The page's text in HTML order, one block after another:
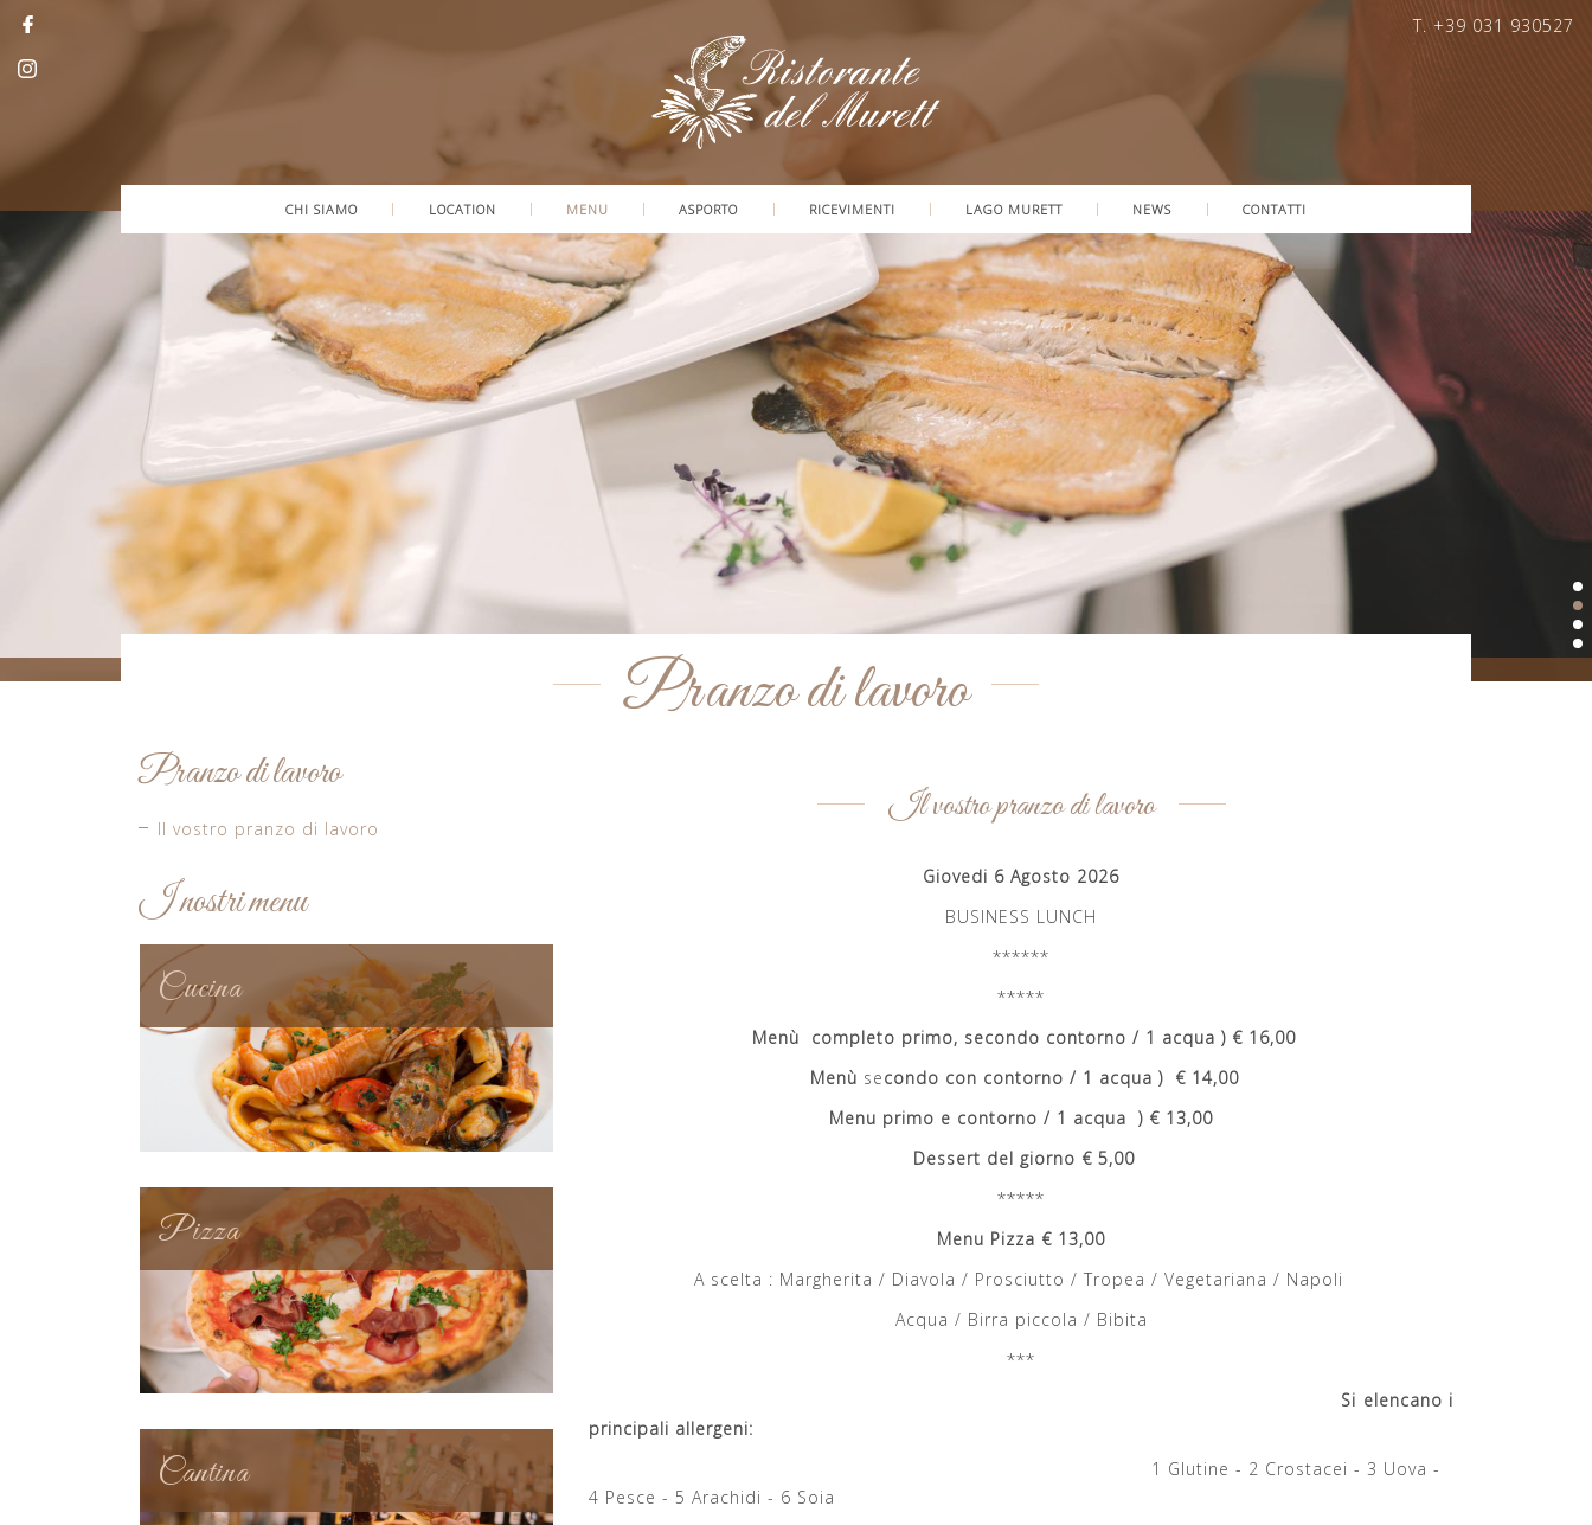
T. +39 031 930527
CHI SIAMO LOCATION MENU ASPORTO RICEVIMENTI LAGO MURETT NEWS CONTATTI
Pranzo di lavoro
Pranzo di lavoro Il vostro pranzo di lavoro
Giovedi 6 Agosto 2026
BUSINESS LUNCH
******
*****
Menù completo primo, secondo contorno / 1 acqua ) € 16,00
Menù secondo con contorno / 1 acqua ) € 14,00
Menu primo e contorno / 1 acqua ) € 13,00
Dessert del giorno € 5,00
*****
Menu Pizza € 13,00
A scelta : Margherita / Diavola / Prosciutto / Tropea / Vegetariana / Napoli
Acqua / Birra piccola / Bibita
***
Si elencano i
principali allergeni:
1 Glutine - 2 Crostacei - 3 Uova -
4 Pesce - 5 Arachidi - 6 Soia
Menu
Pranzo di lavoro
Il vostro pranzo di lavoro
I nostri menu
Cucina
Pizza
Cantina